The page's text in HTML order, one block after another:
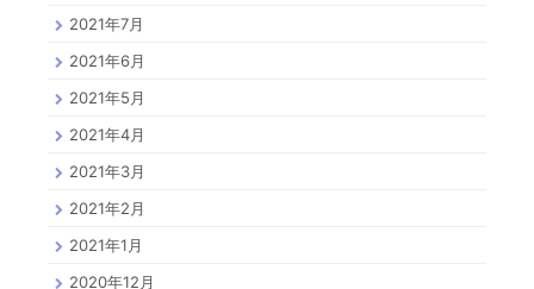
2021年7月
2021年6月
2021年5月
2021年4月
2021年3月
2021年2月
2021年1月
2020年12月